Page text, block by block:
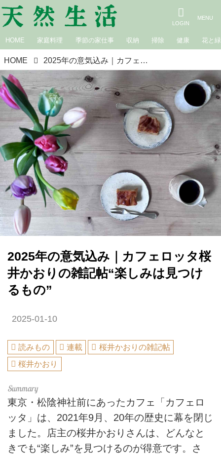
HOME 家庭料理 季節の家仕事 収納 掃除 健康 花と緑
HOME 2025年の意気込み｜カフェロッタ桜井かおりの雑記帖“楽しみは見つけるもの”
2025年の意気込み｜カフェロッタ桜
井かおりの雑記帖“楽しみは見つけ
るもの”
2025-01-10
読みもの 連載
桜井かおりの雑記帖
桜井かおり
東京・松陰神社前にあったカフェ「カフェロ
ッタ」は、2021年9月、20年の歴史に幕を閉じ
ました。店主の桜井かおりさんは、どんなと
きでも“楽しみ”を見つけるのが得意です。さ